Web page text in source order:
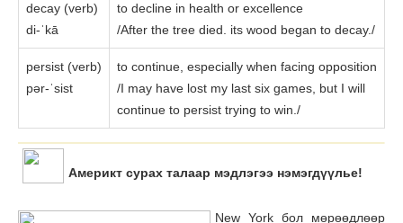
decay (verb)
di-ˈkā
to decline in health or excellence
/After the tree died. its wood began to decay./
persist (verb)
pər-ˈsist
to continue, especially when facing opposition
/I may have lost my last six games, but I will
continue to persist trying to win./
Америкт сурах талаар мэдлэгээ нэмэгдүүлье!
New York бол мөрөөдлөөр